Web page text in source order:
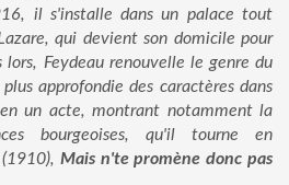
il s'installe dans un palace tout
qui devient son domicile pour
lors, Feydeau renouvelle le genre du
approfondie des caractères dans
un acte, montrant notamment la
bourgeoises, qu'il tourne en
(1910), Mais n'te promène donc pas